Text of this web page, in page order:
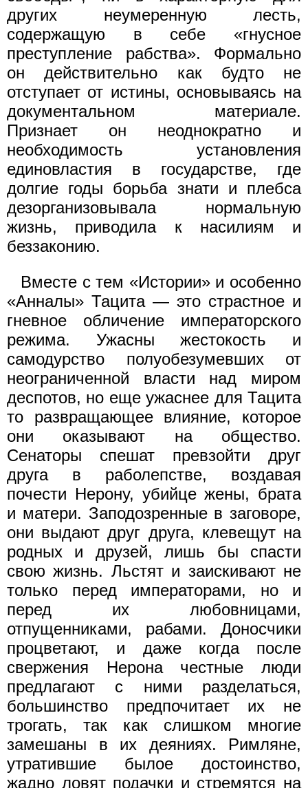
других неумеренную лесть,
содержащую в себе «гнусное
преступление рабства». Формально
он действительно как будто не
отступает от истины, основываясь на
документальном материале.
Признает он неоднократно и
необходимость установления
единовластия в государстве, где
долгие годы борьба знати и плебса
дезорганизовывала нормальную
жизнь, приводила к насилиям и
беззаконию.
Вместе с тем «Истории» и особенно
«Анналы» Тацита — это страстное и
гневное обличение императорского
режима. Ужасны жестокость и
самодурство полуобезумевших от
неограниченной власти над миром
деспотов, но еще ужаснее для Тацита
то развращающее влияние, которое
они оказывают на общество.
Сенаторы спешат превзойти друг
друга в раболепстве, воздавая
почести Нерону, убийце жены, брата
и матери. Заподозренные в заговоре,
они выдают друг друга, клевещут на
родных и друзей, лишь бы спасти
свою жизнь. Льстят и заискивают не
только перед императорами, но и
перед их любовницами,
отпущенниками, рабами. Доносчики
процветают, и даже когда после
свержения Нерона честные люди
предлагают с ними разделаться,
большинство предпочитает их не
трогать, так как слишком многие
замешаны в их деяниях. Римляне,
утратившие былое достоинство,
жадно ловят подачки и стремятся на